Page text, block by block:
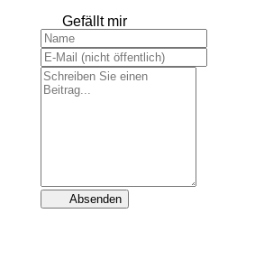
Gefällt mir
Absenden